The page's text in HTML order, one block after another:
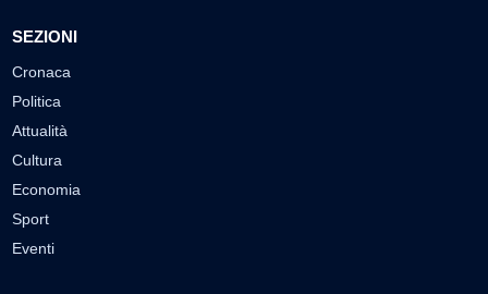
SEZIONI
Cronaca
Politica
Attualità
Cultura
Economia
Sport
Eventi